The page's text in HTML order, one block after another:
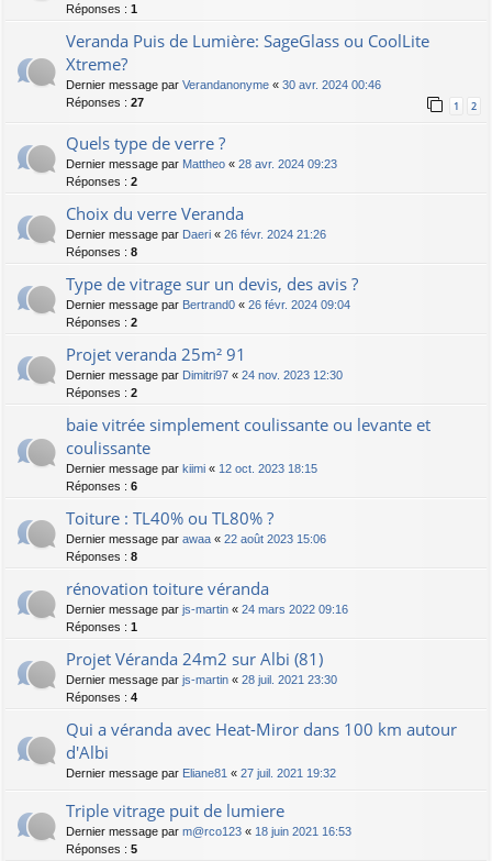
Réponses : 1
Veranda Puis de Lumière: SageGlass ou CoolLite
Xtreme?
Dernier message par Verandanonyme « 30 avr. 2024 00:46
Réponses : 27 1 2
Quels type de verre ?
Dernier message par Mattheo « 28 avr. 2024 09:23
Réponses : 2
Choix du verre Veranda
Dernier message par Daeri « 26 févr. 2024 21:26
Réponses : 8
Type de vitrage sur un devis, des avis ?
Dernier message par Bertrand0 « 26 févr. 2024 09:04
Réponses : 2
Projet veranda 25m² 91
Dernier message par Dimitri97 « 24 nov. 2023 12:30
Réponses : 2
baie vitrée simplement coulissante ou levante et
coulissante
Dernier message par kiimi « 12 oct. 2023 18:15
Réponses : 6
Toiture : TL40% ou TL80% ?
Dernier message par awaa « 22 août 2023 15:06
Réponses : 8
rénovation toiture véranda
Dernier message par js-martin « 24 mars 2022 09:16
Réponses : 1
Projet Véranda 24m2 sur Albi (81)
Dernier message par js-martin « 28 juil. 2021 23:30
Réponses : 4
Qui a véranda avec Heat-Miror dans 100 km autour
d'Albi
Dernier message par Eliane81 « 27 juil. 2021 19:32
Triple vitrage puit de lumiere
Dernier message par m@rco123 « 18 juin 2021 16:53
Réponses : 5